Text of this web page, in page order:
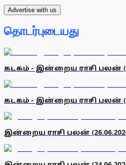
Advertise with us
தொடர்புடையது
கடகம் - இன்றைய ராசி பலன்
கடகம் - இன்றைய ராசி பலன்
இன்றைய ராசி பலன்